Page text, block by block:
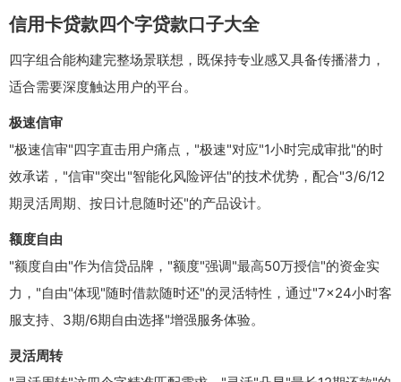
信用卡贷款四个字贷款口子大全
四字组合能构建完整场景联想，既保持专业感又具备传播潜力，
适合需要深度触达用户的平台。
极速信审
"极速信审"四字直击用户痛点，"极速"对应"1小时完成审批"的时
效承诺，"信审"突出"智能化风险评估"的技术优势，配合"3/6/12
期灵活周期、按日计息随时还"的产品设计。
额度自由
"额度自由"作为信贷品牌，"额度"强调"最高50万授信"的资金实
力，"自由"体现"随时借款随时还"的灵活特性，通过"7×24小时客
服支持、3期/6期自由选择"增强服务体验。
灵活周转